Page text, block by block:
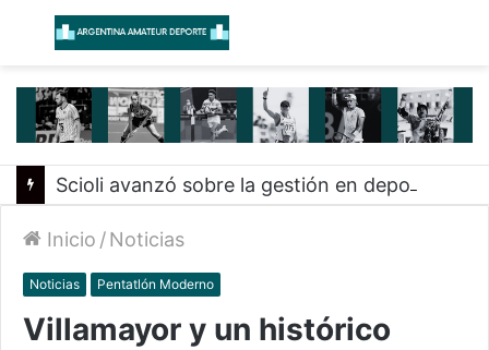
Menú
Inicio /Noticias
Noticias Pentatlón Moderno
Villamayor y un histórico